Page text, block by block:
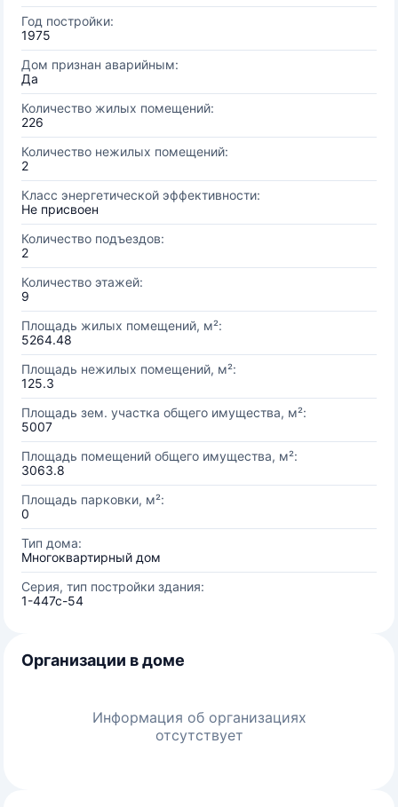
Год постройки:
1975
Дом признан аварийным:
Да
Количество жилых помещений:
226
Количество нежилых помещений:
2
Класс энергетической эффективности:
Не присвоен
Количество подъездов:
2
Количество этажей:
9
Площадь жилых помещений, м²:
5264.48
Площадь нежилых помещений, м²:
125.3
Площадь зем. участка общего имущества, м²:
5007
Площадь помещений общего имущества, м²:
3063.8
Площадь парковки, м²:
0
Тип дома:
Многоквартирный дом
Серия, тип постройки здания:
1-447c-54
Организации в доме
Информация об организациях
отсутствует